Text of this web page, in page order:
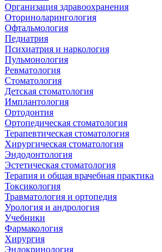
Организация здравоохранения
Оториноларингология
Офтальмология
Педиатрия
Психиатрия и наркология
Пульмонология
Ревматология
Стоматология
Детская стоматология
Имплантология
Ортодонтия
Ортопедическая стоматология
Терапевтическая стоматология
Хирургическая стоматология
Эндодонтология
Эстетическая стоматология
Терапия и общая врачебная практика
Токсикология
Травматология и ортопедия
Урология и андрология
Учебники
Фармакология
Хирургия
Эндокринология